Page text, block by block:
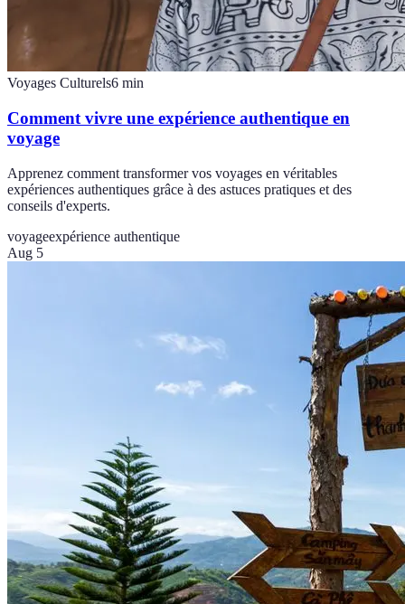
Voyages Culturels6 min
Comment vivre une expérience authentique en
voyage
Apprenez comment transformer vos voyages en véritables
expériences authentiques grâce à des astuces pratiques et des
conseils d'experts.
voyageexpérience authentique
Aug 5